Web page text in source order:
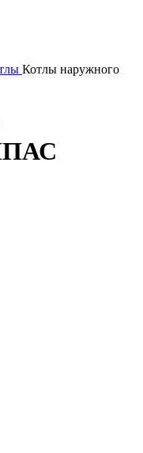
Котлы наружного